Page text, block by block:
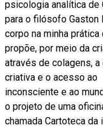
psicologia analítica de
para o filósofo Gaston
corpo na minha
propõe, por meio da
através de colagens,
criativa e o acesso ao
inconsciente e ao
o projeto de uma
chamada Cartoteca